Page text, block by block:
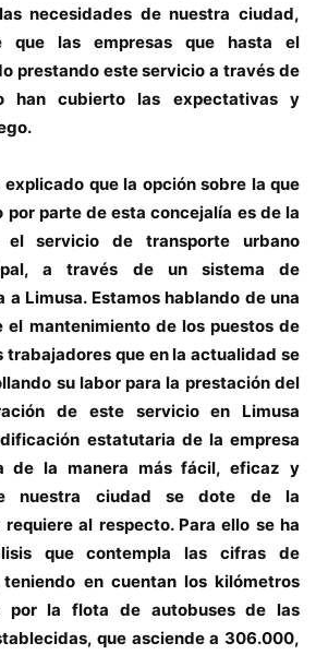
necesidades de nuestra ciudad,
que las empresas que hasta el
prestando este servicio a través de
han cubierto las expectativas y
explicado que la opción sobre la que
por parte de esta concejalía es de la
el servicio de transporte urbano
a través de un sistema de
Limusa. Estamos hablando de una
el mantenimiento de los puestos de
trabajadores que en la actualidad se
su labor para la prestación del
de este servicio en Limusa
estatutaria de la empresa
de la manera más fácil, eficaz y
nuestra ciudad se dote de la
al respecto. Para ello se ha
que contempla las cifras de
en cuentan los kilómetros
por la flota de autobuses de las
que asciende a 306.000,